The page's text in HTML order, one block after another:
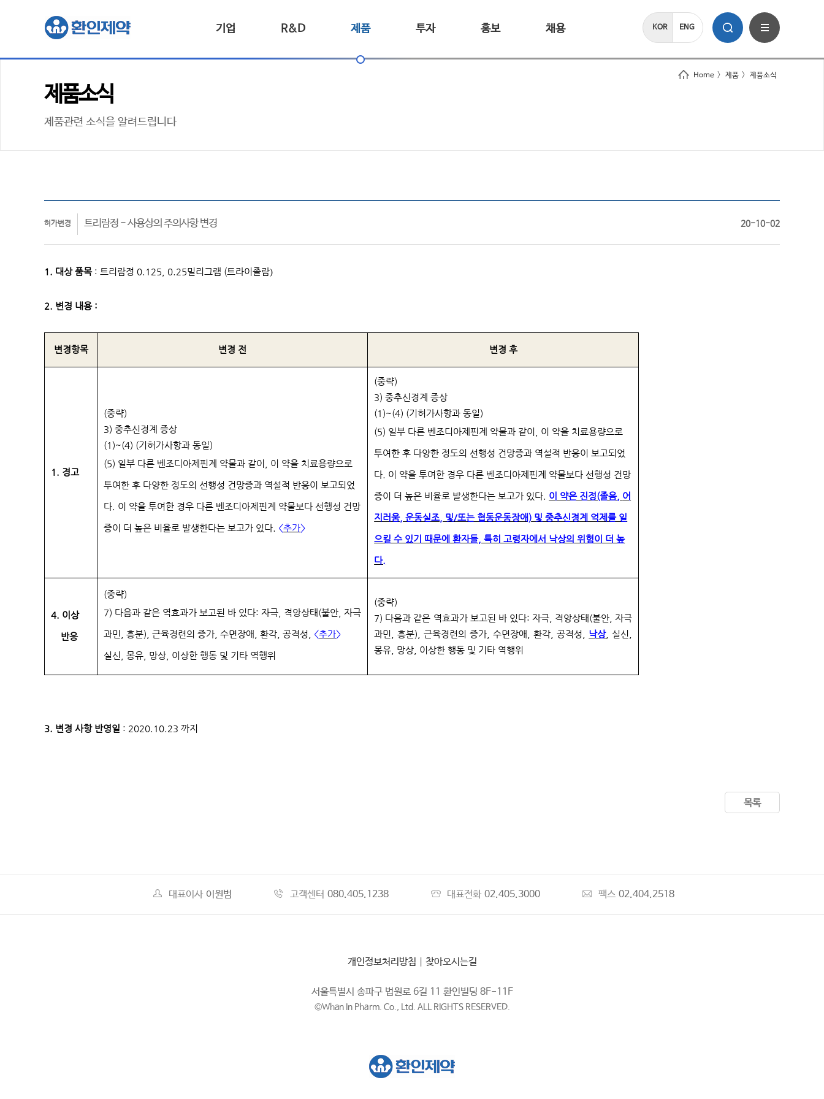
KOR ENG
기업 R&D 제품 투자 홍보 채용
Home > 제품 > 제품소식
제품소식
제품관련 소식을 알려드립니다
허가변경 트리람정 - 사용상의 주의사항 변경 20-10-02
1. 대상 품목 : 트리람정 0.125, 0.25밀리그램 (트라이졸람)
2. 변경 내용 :
변경항목 변경 전 변경 후
1. 경고
(중략)
3) 중추신경계 증상
(1)~(4) (기허가사항과 동일)
(5) 일부 다른 벤조디아제핀계 약물과 같이, 이 약을 치료용량으로
투여한 후 다양한 정도의 선행성 건망증과 역설적 반응이 보고되었
다. 이 약을 투여한 경우 다른 벤조디아제핀계 약물보다 선행성 건망
증이 더 높은 비율로 발생한다는 보고가 있다. <추가>
(중략)
3) 중추신경계 증상
(1)~(4) (기허가사항과 동일)
(5) 일부 다른 벤조디아제핀계 약물과 같이, 이 약을 치료용량으로
투여한 후 다양한 정도의 선행성 건망증과 역설적 반응이 보고되었
다. 이 약을 투여한 경우 다른 벤조디아제핀계 약물보다 선행성 건망
증이 더 높은 비율로 발생한다는 보고가 있다. 이 약은 진정(졸음, 어
지러움, 운동실조, 및/또는 협동운동장애) 및 중추신경계 억제를 일
으킬 수 있기 때문에 환자들, 특히 고령자에서 낙상의 위험이 더 높
다.
4. 이상
반응
(중략)
7) 다음과 같은 역효과가 보고된 바 있다: 자극, 격앙상태(불안, 자극
과민, 흥분), 근육경련의 증가, 수면장애, 환각, 공격성, <추가>
실신, 몽유, 망상, 이상한 행동 및 기타 역행위
(중략)
7) 다음과 같은 역효과가 보고된 바 있다: 자극, 격앙상태(불안, 자극
과민, 흥분), 근육경련의 증가, 수면장애, 환각, 공격성, 낙상, 실신,
몽유, 망상, 이상한 행동 및 기타 역행위
3. 변경 사항 반영일 : 2020.10.23 까지
목록
대표이사 이원범 고객센터 080.405.1238 대표전화 02.405.3000 팩스 02.404.2518
개인정보처리방침 찾아오시는길
서울특별시 송파구 법원로 6길 11 환인빌딩 8F-11F
©Whan In Pharm. Co., Ltd. ALL RIGHTS RESERVED.